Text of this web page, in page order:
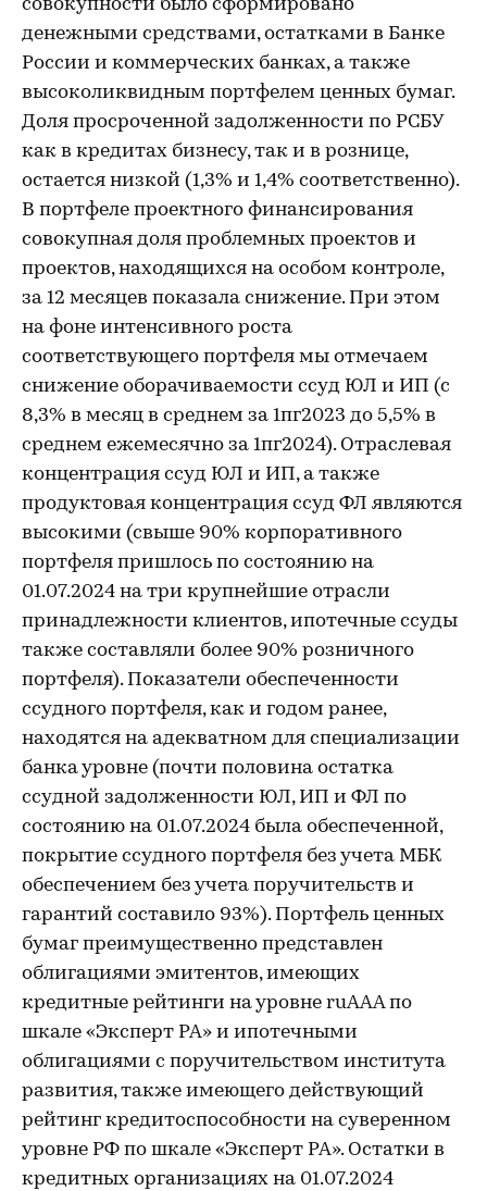
совокупности было сформировано
денежными средствами, остатками в Банке
России и коммерческих банках, а также
высоколиквидным портфелем ценных бумаг.
Доля просроченной задолженности по РСБУ
как в кредитах бизнесу, так и в рознице,
остается низкой (1,3% и 1,4% соответственно).
В портфеле проектного финансирования
совокупная доля проблемных проектов и
проектов, находящихся на особом контроле,
за 12 месяцев показала снижение. При этом
на фоне интенсивного роста
соответствующего портфеля мы отмечаем
снижение оборачиваемости ссуд ЮЛ и ИП (с
8,3% в месяц в среднем за 1пг2023 до 5,5% в
среднем ежемесячно за 1пг2024). Отраслевая
концентрация ссуд ЮЛ и ИП, а также
продуктовая концентрация ссуд ФЛ являются
высокими (свыше 90% корпоративного
портфеля пришлось по состоянию на
01.07.2024 на три крупнейшие отрасли
принадлежности клиентов, ипотечные ссуды
также составляли более 90% розничного
портфеля). Показатели обеспеченности
ссудного портфеля, как и годом ранее,
находятся на адекватном для специализации
банка уровне (почти половина остатка
ссудной задолженности ЮЛ, ИП и ФЛ по
состоянию на 01.07.2024 была обеспеченной,
покрытие ссудного портфеля без учета МБК
обеспечением без учета поручительств и
гарантий составило 93%). Портфель ценных
бумаг преимущественно представлен
облигациями эмитентов, имеющих
кредитные рейтинги на уровне ruAAА по
шкале «Эксперт РА» и ипотечными
облигациями с поручительством института
развития, также имеющего действующий
рейтинг кредитоспособности на суверенном
уровне РФ по шкале «Эксперт РА». Остатки в
кредитных организациях на 01.07.2024